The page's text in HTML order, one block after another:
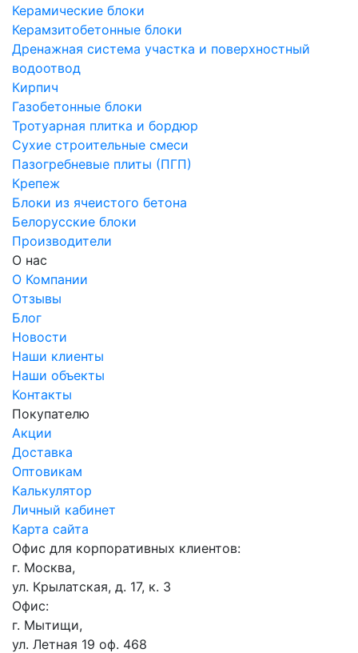
Керамические блоки
Керамзитобетонные блоки
Дренажная система участка и поверхностный
водоотвод
Кирпич
Газобетонные блоки
Тротуарная плитка и бордюр
Сухие строительные смеси
Пазогребневые плиты (ПГП)
Крепеж
Блоки из ячеистого бетона
Белорусские блоки
Производители
О нас
О Компании
Отзывы
Блог
Новости
Наши клиенты
Наши объекты
Контакты
Покупателю
Акции
Доставка
Оптовикам
Калькулятор
Личный кабинет
Карта сайта
Офис для корпоративных клиентов:
г. Москва,
ул. Крылатская, д. 17, к. 3
Офис:
г. Мытищи,
ул. Летная 19 оф. 468